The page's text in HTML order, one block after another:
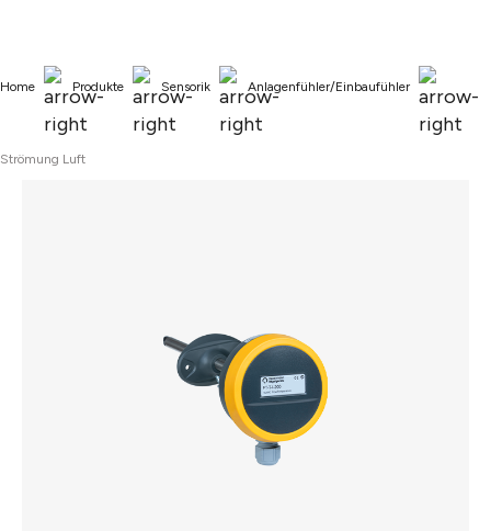
Home Produkte Sensorik Anlagenfühler/Einbaufühler
Strömung Luft